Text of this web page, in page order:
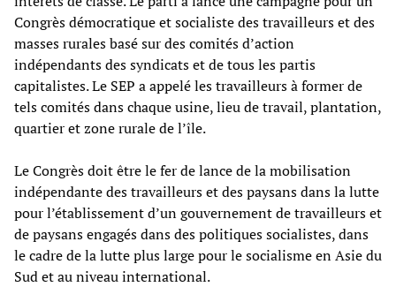
Congrès démocratique et socialiste des travailleurs et des
masses rurales basé sur des comités d’action
indépendants des syndicats et de tous les partis
capitalistes. Le SEP a appelé les travailleurs à former de
tels comités dans chaque usine, lieu de travail, plantation,
quartier et zone rurale de l’île.
Le Congrès doit être le fer de lance de la mobilisation
indépendante des travailleurs et des paysans dans la lutte
pour l’établissement d’un gouvernement de travailleurs et
de paysans engagés dans des politiques socialistes, dans
le cadre de la lutte plus large pour le socialisme en Asie du
Sud et au niveau international.